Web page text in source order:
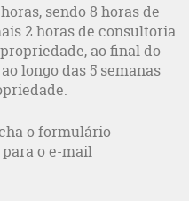
sendo 8 horas de
2 horas de consultoria
ao final do
longo das 5 semanas
o formulário
o e-mail